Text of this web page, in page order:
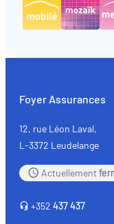
Foyer Assurances
12, rue Léon Laval,
L-3372 Leudelange
Actuellement
+352 437 437